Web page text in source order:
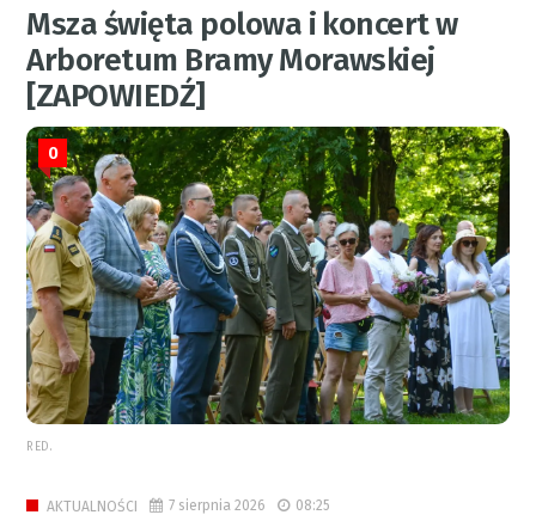
Msza święta polowa i koncert w
Arboretum Bramy Morawskiej
[ZAPOWIEDŹ]
0
RED.
AKTUALNOŚCI 7 sierpnia 2026 08:25